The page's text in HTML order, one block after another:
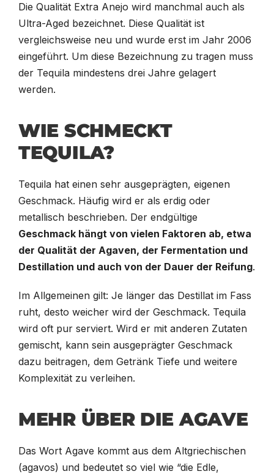
Die Qualität Extra Anejo wird manchmal auch als
Ultra-Aged bezeichnet. Diese Qualität ist
vergleichsweise neu und wurde erst im Jahr 2006
eingeführt. Um diese Bezeichnung zu tragen muss
der Tequila mindestens drei Jahre gelagert
werden.
WIE SCHMECKT
TEQUILA?
Tequila hat einen sehr ausgeprägten, eigenen
Geschmack. Häufig wird er als erdig oder
metallisch beschrieben. Der endgültige
Geschmack hängt von vielen Faktoren ab, etwa
der Qualität der Agaven, der Fermentation und
Destillation und auch von der Dauer der Reifung.
Im Allgemeinen gilt: Je länger das Destillat im Fass
ruht, desto weicher wird der Geschmack. Tequila
wird oft pur serviert. Wird er mit anderen Zutaten
gemischt, kann sein ausgeprägter Geschmack
dazu beitragen, dem Getränk Tiefe und weitere
Komplexität zu verleihen.
MEHR ÜBER DIE AGAVE
Das Wort Agave kommt aus dem Altgriechischen
(agavos) und bedeutet so viel wie “die Edle,